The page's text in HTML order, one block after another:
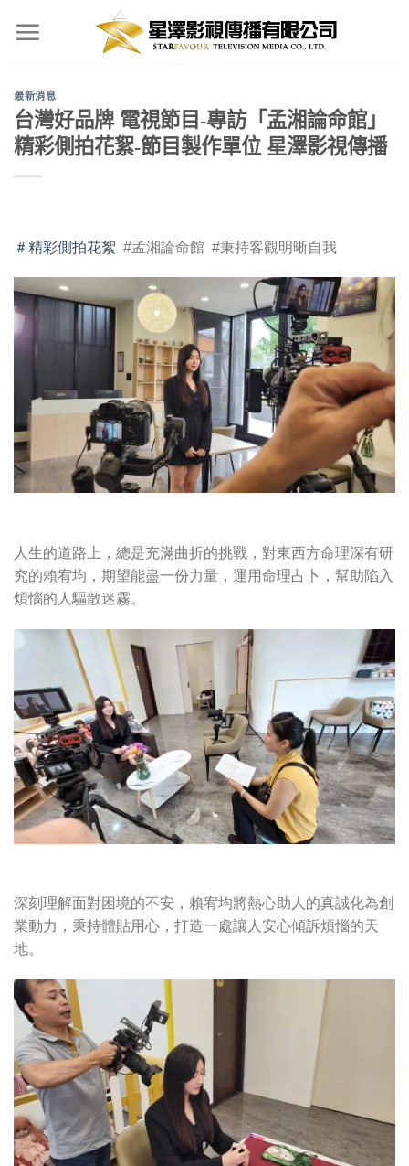
最新消息
台灣好品牌 電視節目-專訪「孟湘論命館」
精彩側拍花絮-節目製作單位 星澤影視傳播
＃精彩側拍花絮 #孟湘論命館 #秉持客觀明晰自我
人生的道路上，總是充滿曲折的挑戰，對東西方命理深有研
究的賴宥均，期望能盡一份力量，運用命理占卜，幫助陷入
煩惱的人驅散迷霧。
深刻理解面對困境的不安，賴宥均將熱心助人的真誠化為創
業動力，秉持體貼用心，打造一處讓人安心傾訴煩惱的天
地。